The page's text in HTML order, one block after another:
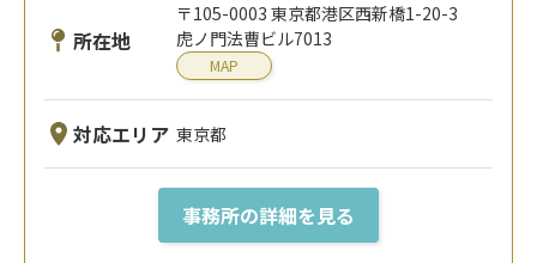
所在地
〒105-0003 東京都港区西新橋1-20-3
虎ノ門法曹ビル7013
MAP
対応エリア 東京都
事務所の詳細を見る